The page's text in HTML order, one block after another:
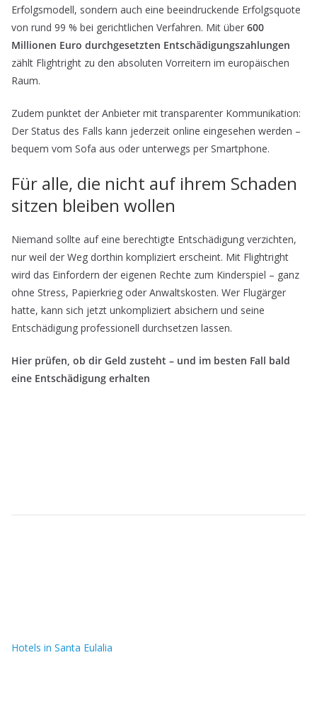
Erfolgsmodell, sondern auch eine beeindruckende Erfolgsquote
von rund 99 % bei gerichtlichen Verfahren. Mit über 600
Millionen Euro durchgesetzten Entschädigungszahlungen
zählt Flightright zu den absoluten Vorreitern im europäischen
Raum.
Zudem punktet der Anbieter mit transparenter Kommunikation:
Der Status des Falls kann jederzeit online eingesehen werden –
bequem vom Sofa aus oder unterwegs per Smartphone.
Für alle, die nicht auf ihrem Schaden
sitzen bleiben wollen
Niemand sollte auf eine berechtigte Entschädigung verzichten,
nur weil der Weg dorthin kompliziert erscheint. Mit Flightright
wird das Einfordern der eigenen Rechte zum Kinderspiel – ganz
ohne Stress, Papierkrieg oder Anwaltskosten. Wer Flugärger
hatte, kann sich jetzt unkompliziert absichern und seine
Entschädigung professionell durchsetzen lassen.
Hier prüfen, ob dir Geld zusteht – und im besten Fall bald
eine Entschädigung erhalten
Hotels in Santa Eulalia